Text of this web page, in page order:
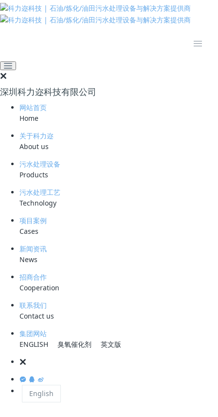
深圳科力迩科技有限公司
网站首页
Home
关于科力迩
About us
污水处理设备
Products
污水处理工艺
Technology
项目案例
Cases
新闻资讯
News
招商合作
Cooperation
联系我们
Contact us
集团网站
ENGLISH
臭氧催化剂 英文版
English
推动绿色发展 建设美丽中国
推荐 热门 最新
业界资讯
江苏常州生态环境基础设施建设三年行动计划（2023-2025年）发布
2022-12-21
业界资讯
民权县生活垃圾处理场渗滤液处理项目“4·29”中毒窒息事故调查报告
2022-10-28
业界资讯
餐厨垃圾残渣渗滤液污染环境案被罚65万
业界资讯
揭开新加坡樟宜Ⅱ新生水项目的神秘面纱
2018-12-26